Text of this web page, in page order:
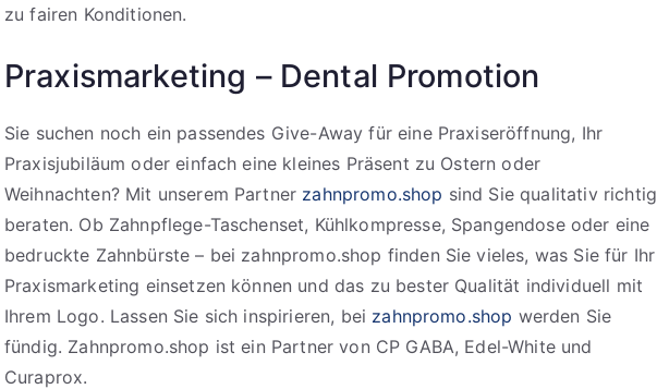
zu fairen Konditionen.
Praxismarketing – Dental Promotion
Sie suchen noch ein passendes Give-Away für eine Praxiseröffnung, Ihr
Praxisjubiläum oder einfach eine kleines Präsent zu Ostern oder
Weihnachten? Mit unserem Partner zahnpromo.shop sind Sie qualitativ richtig
beraten. Ob Zahnpflege-Taschenset, Kühlkompresse, Spangendose oder eine
bedruckte Zahnbürste – bei zahnpromo.shop finden Sie vieles, was Sie für Ihr
Praxismarketing einsetzen können und das zu bester Qualität individuell mit
Ihrem Logo. Lassen Sie sich inspirieren, bei zahnpromo.shop werden Sie
fündig. Zahnpromo.shop ist ein Partner von CP GABA, Edel-White und
Curaprox.